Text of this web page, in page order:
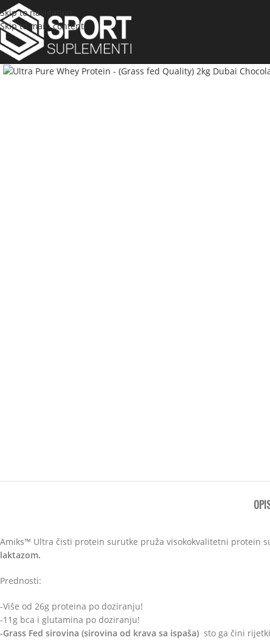
Skip to navigation
Skip to main content
Click to enlarge
Amiks™ Ultra čisti protein surutke pruža visokokvalitetni protein
laktazom.
Prednosti:
-Više od 26g proteina po doziranju!
-11g bca i glutamina po doziranju!
-Grass Fed sirovina (sirovina od krava sa ispaša) sto ga čini